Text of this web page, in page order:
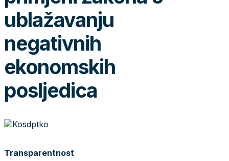
ublažavanju
negativnih
ekonomskih
posljedica
Transparentnost